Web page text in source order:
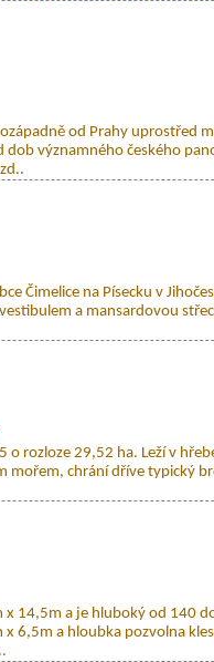
od Prahy uprostřed
významného českého
Čimelice na Písecku v
a mansardovou
o rozloze 29,52 ha. Leží v
mořem, chrání dříve typický
14,5m a je hluboký od 140
6,5m a hloubka pozvolna